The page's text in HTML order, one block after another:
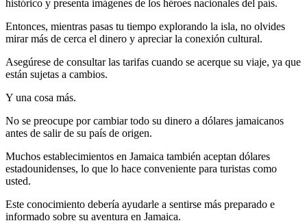
histórico y presenta imágenes de los héroes nacionales del país.
Entonces, mientras pasas tu tiempo explorando la isla, no olvides
mirar más de cerca el dinero y apreciar la conexión cultural.
Asegúrese de consultar las tarifas cuando se acerque su viaje, ya que
están sujetas a cambios.
Y una cosa más.
No se preocupe por cambiar todo su dinero a dólares jamaicanos
antes de salir de su país de origen.
Muchos establecimientos en Jamaica también aceptan dólares
estadounidenses, lo que lo hace conveniente para turistas como
usted.
Este conocimiento debería ayudarle a sentirse más preparado e
informado sobre su aventura en Jamaica.